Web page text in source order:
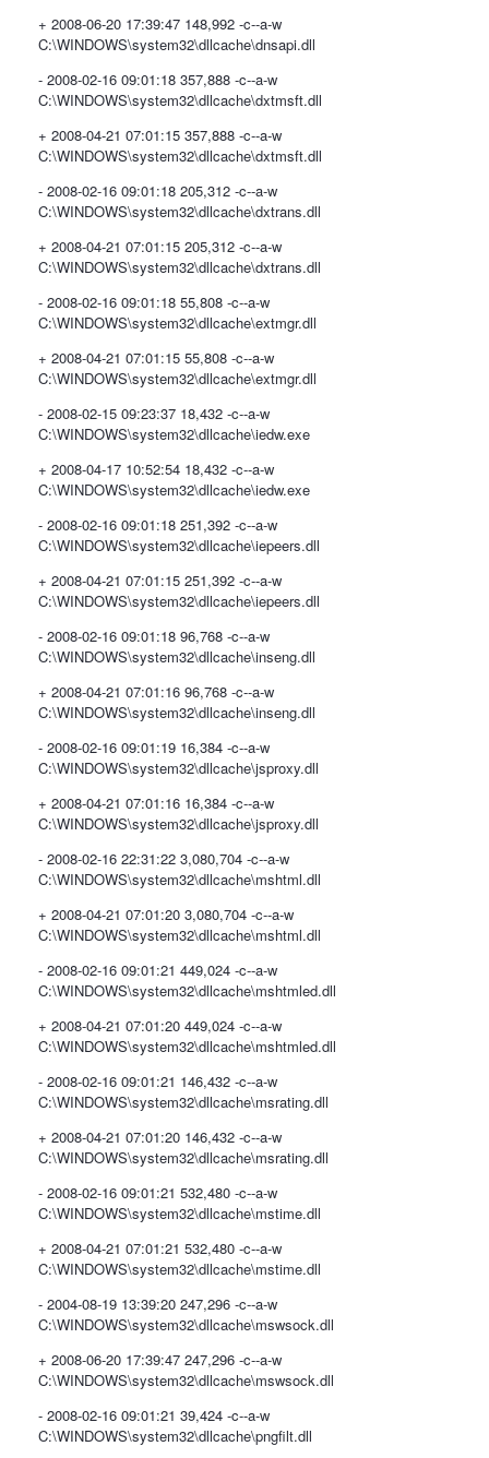
+ 2008-06-20 17:39:47 148,992 -c--a-w
C:\WINDOWS\system32\dllcache\dnsapi.dll
- 2008-02-16 09:01:18 357,888 -c--a-w
C:\WINDOWS\system32\dllcache\dxtmsft.dll
+ 2008-04-21 07:01:15 357,888 -c--a-w
C:\WINDOWS\system32\dllcache\dxtmsft.dll
- 2008-02-16 09:01:18 205,312 -c--a-w
C:\WINDOWS\system32\dllcache\dxtrans.dll
+ 2008-04-21 07:01:15 205,312 -c--a-w
C:\WINDOWS\system32\dllcache\dxtrans.dll
- 2008-02-16 09:01:18 55,808 -c--a-w
C:\WINDOWS\system32\dllcache\extmgr.dll
+ 2008-04-21 07:01:15 55,808 -c--a-w
C:\WINDOWS\system32\dllcache\extmgr.dll
- 2008-02-15 09:23:37 18,432 -c--a-w
C:\WINDOWS\system32\dllcache\iedw.exe
+ 2008-04-17 10:52:54 18,432 -c--a-w
C:\WINDOWS\system32\dllcache\iedw.exe
- 2008-02-16 09:01:18 251,392 -c--a-w
C:\WINDOWS\system32\dllcache\iepeers.dll
+ 2008-04-21 07:01:15 251,392 -c--a-w
C:\WINDOWS\system32\dllcache\iepeers.dll
- 2008-02-16 09:01:18 96,768 -c--a-w
C:\WINDOWS\system32\dllcache\inseng.dll
+ 2008-04-21 07:01:16 96,768 -c--a-w
C:\WINDOWS\system32\dllcache\inseng.dll
- 2008-02-16 09:01:19 16,384 -c--a-w
C:\WINDOWS\system32\dllcache\jsproxy.dll
+ 2008-04-21 07:01:16 16,384 -c--a-w
C:\WINDOWS\system32\dllcache\jsproxy.dll
- 2008-02-16 22:31:22 3,080,704 -c--a-w
C:\WINDOWS\system32\dllcache\mshtml.dll
+ 2008-04-21 07:01:20 3,080,704 -c--a-w
C:\WINDOWS\system32\dllcache\mshtml.dll
- 2008-02-16 09:01:21 449,024 -c--a-w
C:\WINDOWS\system32\dllcache\mshtmled.dll
+ 2008-04-21 07:01:20 449,024 -c--a-w
C:\WINDOWS\system32\dllcache\mshtmled.dll
- 2008-02-16 09:01:21 146,432 -c--a-w
C:\WINDOWS\system32\dllcache\msrating.dll
+ 2008-04-21 07:01:20 146,432 -c--a-w
C:\WINDOWS\system32\dllcache\msrating.dll
- 2008-02-16 09:01:21 532,480 -c--a-w
C:\WINDOWS\system32\dllcache\mstime.dll
+ 2008-04-21 07:01:21 532,480 -c--a-w
C:\WINDOWS\system32\dllcache\mstime.dll
- 2004-08-19 13:39:20 247,296 -c--a-w
C:\WINDOWS\system32\dllcache\mswsock.dll
+ 2008-06-20 17:39:47 247,296 -c--a-w
C:\WINDOWS\system32\dllcache\mswsock.dll
- 2008-02-16 09:01:21 39,424 -c--a-w
C:\WINDOWS\system32\dllcache\pngfilt.dll